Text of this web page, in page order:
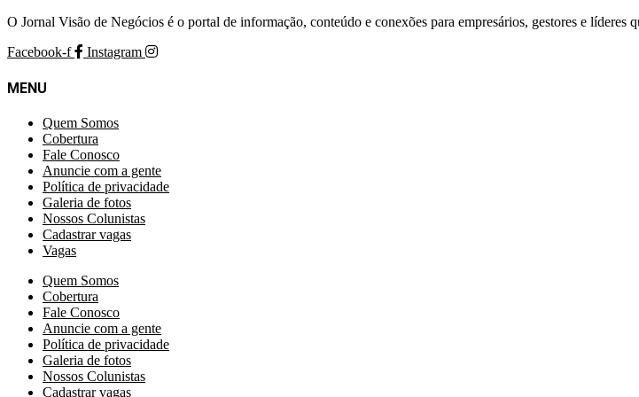
O Jornal Visão de Negócios é o portal de informação, conteúdo e conexões para empresários, gestores e líderes
Facebook-f
Instagram
MENU
Quem Somos
Cobertura
Fale Conosco
Anuncie com a gente
Política de privacidade
Galeria de fotos
Nossos Colunistas
Cadastrar vagas
Vagas
Quem Somos
Cobertura
Fale Conosco
Anuncie com a gente
Política de privacidade
Galeria de fotos
Nossos Colunistas
Cadastrar vagas